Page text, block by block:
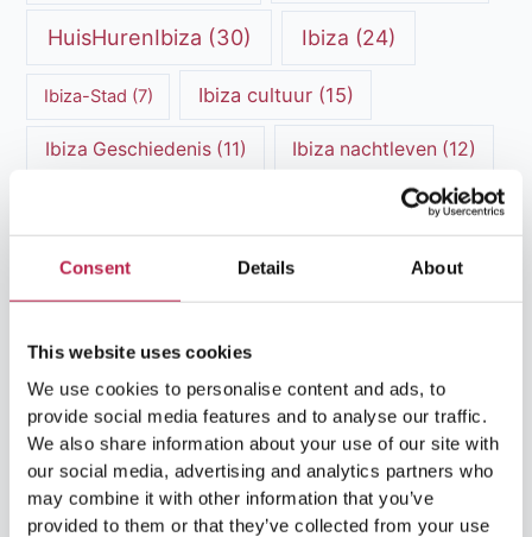
Consent Details About
This website uses cookies
We use cookies to personalise content and ads, to
provide social media features and to analyse our traffic.
We also share information about your use of our site with
our social media, advertising and analytics partners who
may combine it with other information that you’ve
provided to them or that they’ve collected from your use
HuisHurenIbiza (30) Ibiza (24)
Ibiza-Stad (7) Ibiza cultuur(15)
Ibiza Geschiedenis(11) Ibiza nachtleven (12)
ibiza vakantie(14) ibiza villas(15)
Ibiza Villa Verhuur (6)
Luxe villa's Ibiza(43) luxe villas(13)
Luxe Villa Verhuur(12)
Luxe Villa Verhuur Ibiza(8) Middellandse Zee(5)